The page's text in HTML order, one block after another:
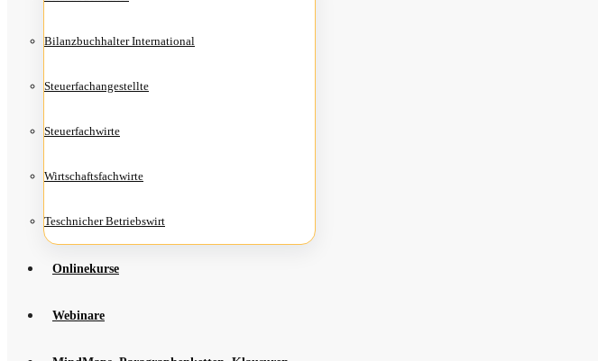
Bilanz­buch­hal­ter International
Steu­er­fach­an­ge­stell­te
Steu­er­fach­wir­te
Wirt­schafts­fach­wir­te
Teschni­cher Betriebswirt
Online­kur­se
Web­i­na­re